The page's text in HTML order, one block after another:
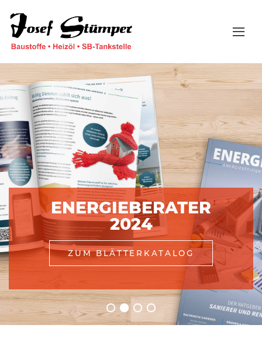
ENERGIEBERATER
2024
ZUM BLÄTTERKATALOG